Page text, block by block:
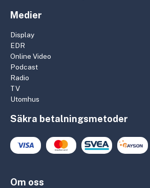
Medier
Display
EDR
Online Video
Podcast
Radio
TV
Utomhus
Säkra betalningsmetoder
Om oss